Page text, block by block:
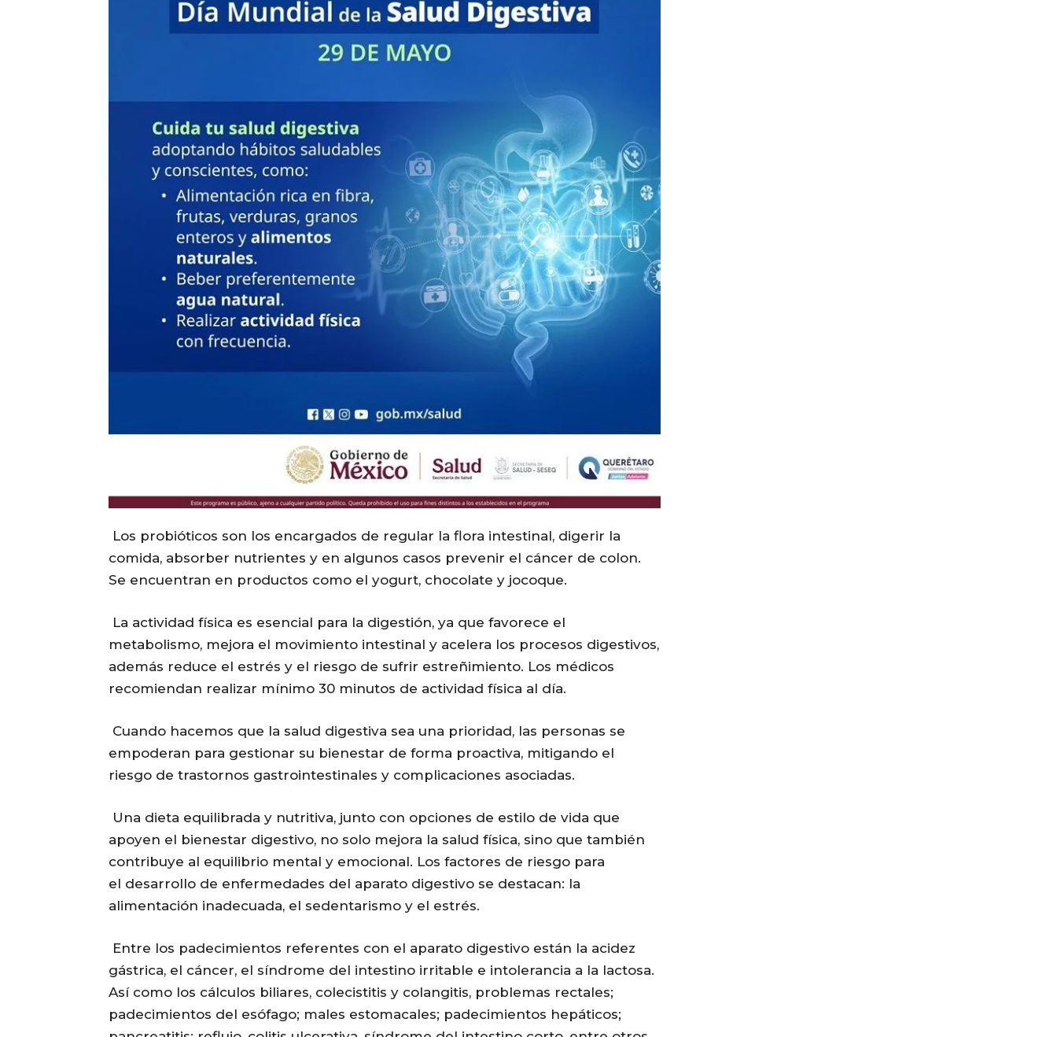
Los probióticos son los encargados de regular la flora intestinal, digerir la
comida, absorber nutrientes y en algunos casos prevenir el cáncer de colon.
Se encuentran en productos como el yogurt, chocolate y jocoque.
La actividad física es esencial para la digestión, ya que favorece el
metabolismo, mejora el movimiento intestinal y acelera los procesos digestivos,
además reduce el estrés y el riesgo de sufrir estreñimiento. Los médicos
recomiendan realizar mínimo 30 minutos de actividad física al día.
Cuando hacemos que la salud digestiva sea una prioridad, las personas se
empoderan para gestionar su bienestar de forma proactiva, mitigando el
riesgo de trastornos gastrointestinales y complicaciones asociadas.
Una dieta equilibrada y nutritiva, junto con opciones de estilo de vida que
apoyen el bienestar digestivo, no solo mejora la salud física, sino que también
contribuye al equilibrio mental y emocional. Los factores de riesgo para
el desarrollo de enfermedades del aparato digestivo se destacan: la
alimentación inadecuada, el sedentarismo y el estrés.
Entre los padecimientos referentes con el aparato digestivo están la acidez
gástrica, el cáncer, el síndrome del intestino irritable e intolerancia a la lactosa.
Así como los cálculos biliares, colecistitis y colangitis, problemas rectales;
padecimientos del esófago; males estomacales; padecimientos hepáticos;